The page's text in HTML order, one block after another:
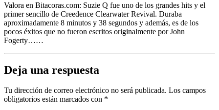
Valora en Bitacoras.com: Suzie Q fue uno de los grandes hits y el
primer sencillo de Creedence Clearwater Revival. Duraba
aproximadamente 8 minutos y 38 segundos y además, es de los
pocos éxitos que no fueron escritos originalmente por John
Fogerty……
Deja una respuesta
Tu dirección de correo electrónico no será publicada. Los campos
obligatorios están marcados con *